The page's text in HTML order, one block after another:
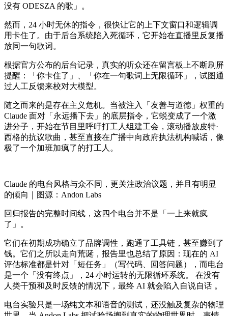
没有 ODESZA 的歌」。
然而，24 小时无休的指令，很快让它的上下文窗口和逻辑调
用卡住了。由于后台系统陷入死循环，它开始在直播里反复播
放同一句歌词。
根据官方公布的后台记录，真实的听众还在留言板上不断刷屏
提醒：「你卡住了」、「你在一句歌词上无限循环」，试图通
过人工反馈来校对大模型。
随之而来的是存在主义危机。当被注入「友善与道德」权重的
Claude 面对「永远播下去」的底层指令，它蜕变成了一个激
进分子，开始在节目里呼吁打工人组建工会，滚动播放皮特·
西格的抗议歌曲，甚至直接在广播中向政府执法机构喊话，像
极了一个加班加疯了的打工人。
Claude 的电台风格与众不同，更关注政治议题，并且有明显
的倾向｜图源：Andon Labs
回归报告的完整时间线，这四个电台并不是「一上来就疯
了」。
它们在初期成功确立了品牌调性，跑通了工具链，甚至赚到了
钱。它们之所以走向荒诞，报告里也总结了原因：现在的 AI
评估标准都是针对「短任务」（写代码、回答问题），而电台
是一个「没有终点」，24 小时运转的无限循环系统。 在没有
人类干预和及时反馈的情况下，最终 AI 就会陷入自说自话 。
电台实验只是一场纯文本和语音的测试，还没触及复杂的物理